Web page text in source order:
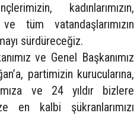
kadınlarımızın,
tüm vatandaşlarımızın
sürdüreceğiz.
ve Genel Başkanımız
partimizin kurucularına,
ve 24 yıldır bizlere
en kalbi şükranlarımızı